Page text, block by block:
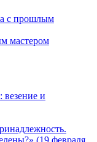
с прошлым
мастером
и